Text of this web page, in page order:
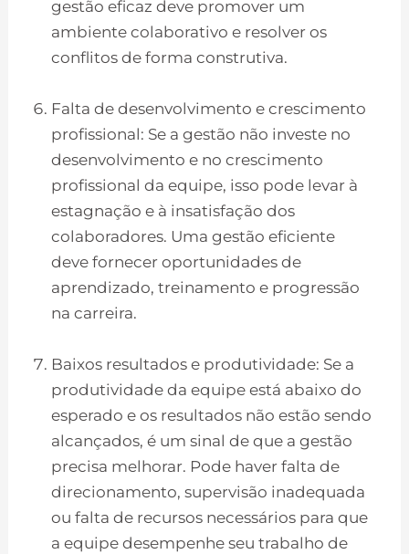
gestão eficaz deve promover um
ambiente colaborativo e resolver os
conflitos de forma construtiva.
Falta de desenvolvimento e crescimento
profissional: Se a gestão não investe no
desenvolvimento e no crescimento
profissional da equipe, isso pode levar à
estagnação e à insatisfação dos
colaboradores. Uma gestão eficiente
deve fornecer oportunidades de
aprendizado, treinamento e progressão
na carreira.
Baixos resultados e produtividade: Se a
produtividade da equipe está abaixo do
esperado e os resultados não estão sendo
alcançados, é um sinal de que a gestão
precisa melhorar. Pode haver falta de
direcionamento, supervisão inadequada
ou falta de recursos necessários para que
a equipe desempenhe seu trabalho de